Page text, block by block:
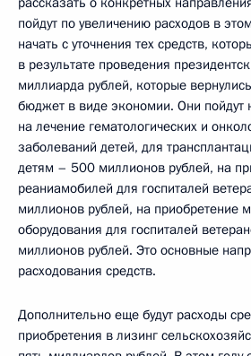
пойдут по увеличению расходов в
начать с уточнения тех средств,
в результате проведения
миллиарда рублей, которые
бюджет в виде экономии. Они пойдут
на лечение гематологических и
заболеваний детей, для
детям – 500 миллионов рублей, на
реаниамобилей для госпиталей
миллионов рублей, на приобретение
оборудования для госпиталей
миллионов рублей. Это основные
расходования средств.
Дополнительно еще будут расходы
приобретения в лизинг